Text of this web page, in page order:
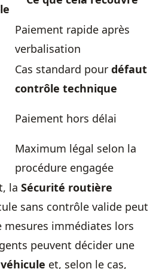
Paiement rapide après
verbalisation
Cas standard pour défaut
contrôle technique
Paiement hors délai
Maximum légal selon la
procédure engagée
la Sécurité routière
sans contrôle valide peut
mesures immédiates lors
peuvent décider une
et, selon le cas,